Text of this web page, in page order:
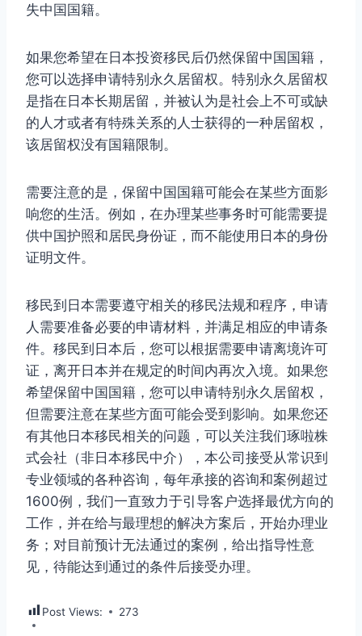
失中国国籍。
如果您希望在日本投资移民后仍然保留中国国籍，
您可以选择申请特别永久居留权。特别永久居留权
是指在日本长期居留，并被认为是社会上不可或缺
的人才或者有特殊关系的人士获得的一种居留权，
该居留权没有国籍限制。
需要注意的是，保留中国国籍可能会在某些方面影
响您的生活。例如，在办理某些事务时可能需要提
供中国护照和居民身份证，而不能使用日本的身份
证明文件。
移民到日本需要遵守相关的移民法规和程序，申请
人需要准备必要的申请材料，并满足相应的申请条
件。移民到日本后，您可以根据需要申请离境许可
证，离开日本并在规定的时间内再次入境。如果您
希望保留中国国籍，您可以申请特别永久居留权，
但需要注意在某些方面可能会受到影响。如果您还
有其他日本移民相关的问题，可以关注我们琢啦株
式会社（非日本移民中介），本公司接受从常识到
专业领域的各种咨询，每年承接的咨询和案例超过
1600例，我们一直致力于引导客户选择最优方向的
工作，并在给与最理想的解决方案后，开始办理业
务；对目前预计无法通过的案例，给出指导性意
见，待能达到通过的条件后接受办理。
Post Views: 273